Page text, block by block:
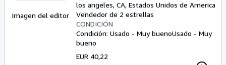
Imagen del editor
los angeles, CA, Estados Unidos de America
Vendedor de 2 estrellas
CONDICIÓN
Condición: Usado - Muy buenoUsado - Muy
bueno
EUR 40,22